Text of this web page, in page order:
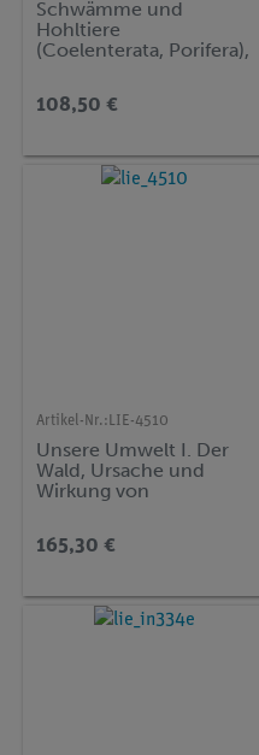
Schwämme und
Hohltiere
(Coelenterata, Porifera),
10 Präparate
108,50 €
Artikel-Nr.: LIE-4510
Unsere Umwelt I. Der
Wald, Ursache und
Wirkung von
165,30 €